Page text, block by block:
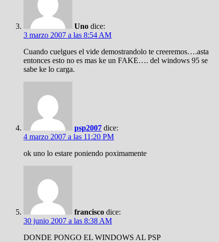
Uno dice:
3 marzo 2007 a las 8:54 AM
Cuando cuelgues el vide demostrandolo te creeremos….asta
entonces esto no es mas ke un FAKE…. del windows 95 se
sabe ke lo carga.
psp2007 dice:
4 marzo 2007 a las 11:20 PM
ok uno lo estare poniendo poximamente
francisco dice:
30 junio 2007 a las 8:38 AM
DONDE PONGO EL WINDOWS AL PSP